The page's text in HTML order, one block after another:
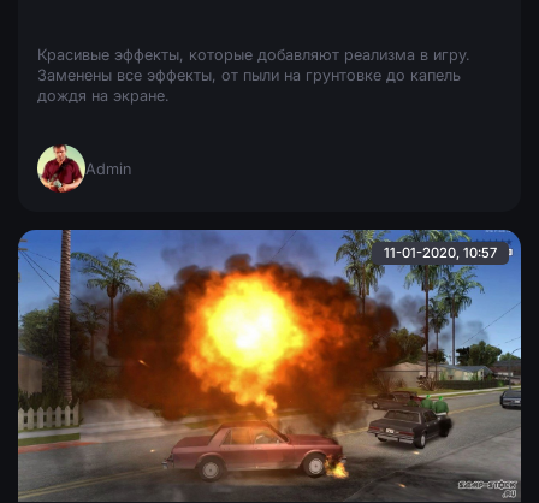
Красивые эффекты, которые добавляют реализма в игру.
Заменены все эффекты, от пыли на грунтовке до капель
дождя на экране.
Admin
11-01-2020, 10:57